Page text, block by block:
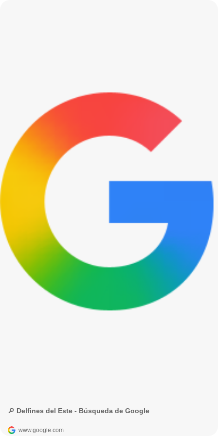
🔎 Delfines del Este - Búsqueda de Google
www.google.com